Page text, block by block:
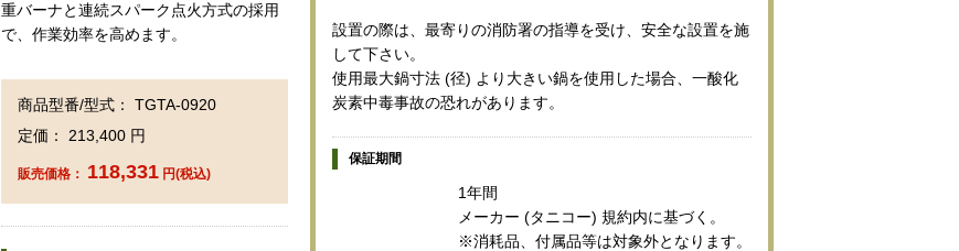
重バーナと連続スパーク点火方式の採用
で、作業効率を高めます。
商品型番/型式： TGTA-0920
定価： 213,400 円
販売価格： 118,331 円(税込)
設置の際は、最寄りの消防署の指導を受け、安全な設置を施
して下さい。
使用最大鍋寸法 (径) より大きい鍋を使用した場合、一酸化
炭素中毒事故の恐れがあります。
保証期間
1年間
メーカー (タニコー) 規約内に基づく。
※消耗品、付属品等は対象外となります。